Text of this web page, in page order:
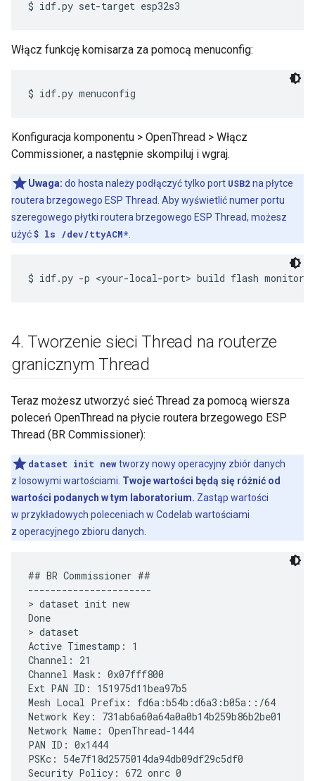
Włącz funkcję komisarza za pomocą menuconfig:
Konfiguracja komponentu > OpenThread > Włącz
Commissioner, a następnie skompiluj i wgraj.
Uwaga: do hosta należy podłączyć tylko port USB2na płytce
routera brzegowego ESP Thread. Aby wyświetlić numer portu
szeregowego płytki routera brzegowego ESP Thread, możesz
użyć$ ls /dev/ttyACM*
4. Tworzenie sieci Thread na routerze
granicznym Thread
Teraz możesz utworzyć sieć Thread za pomocą wiersza
poleceń OpenThread na płycie routera brzegowego ESP
Thread (BR Commissioner):
dataset init newtworzy nowy operacyjny zbiór danych
z losowymi wartościami. Twoje wartości będą się różnić od
wartości podanych w tym laboratorium. Zastąp wartości
w przykładowych poleceniach w Codelab wartościami
z operacyjnego zbioru danych.
## BR Commissioner ##
----------------------
> dataset init new
Done
> dataset
Active Timestamp: 1
Channel: 21
Channel Mask: 0x07fff800
Ext PAN ID: 151975d11bea97b5
Mesh Local Prefix: fd6a:b54b:d6a3:b05a::/64
Network Key: 731ab6a60a64a0a0b14b259b86b2be01
Network Name: OpenThread-1444
PAN ID: 0x1444
PSKc: 54e7f18d2575014da94db09df29c5df0
Security Policy: 672 onrc 0